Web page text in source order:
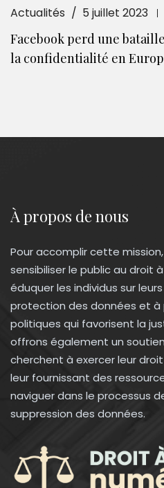
Actualités 5 juillet 2023
Facebook perd une
la confidentialité en
À propos de nous
Pour accomplir cette
sensibiliser le public au droit
éduquer les individus sur
protection des données et à
politiques qui favorisent la
offrons également un
cherchent à exercer leur droit
leur fournissant des
naviguer dans le processus
suppression des données.